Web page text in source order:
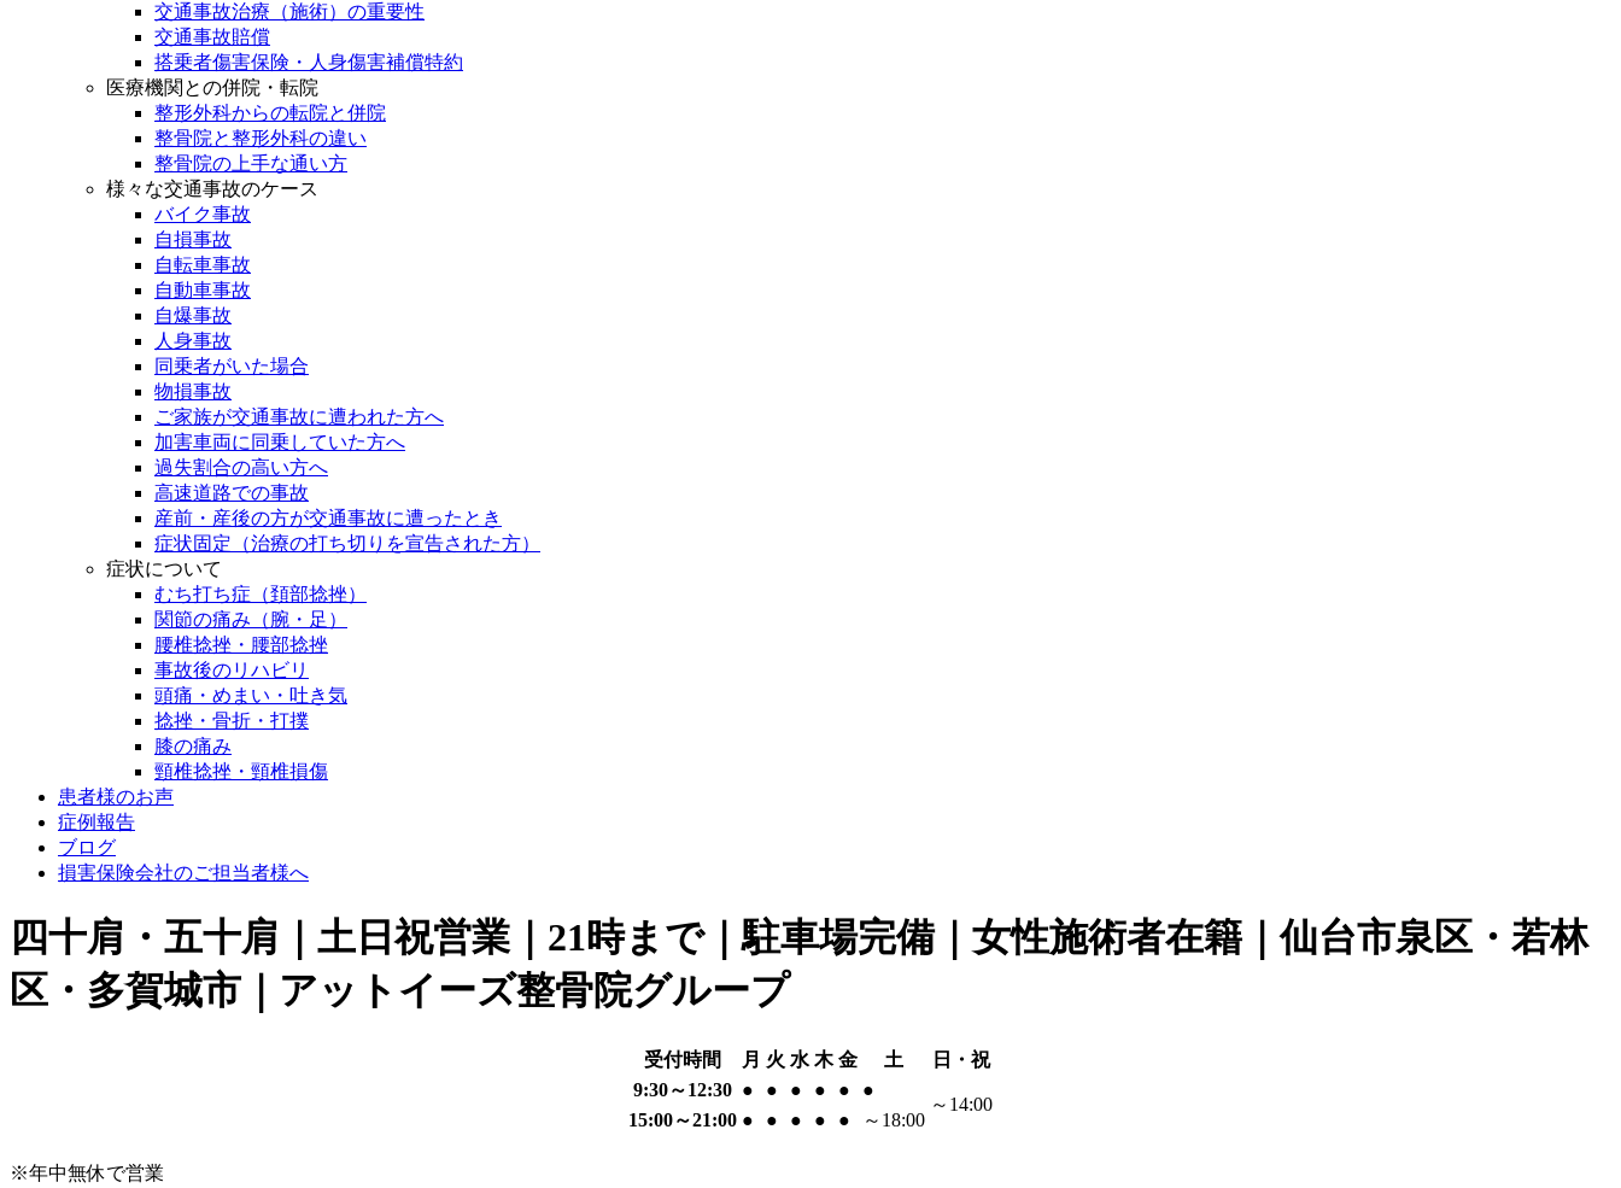
交通事故治療（施術）の重要性
交通事故賠償
搭乗者傷害保険・人身傷害補償特約
医療機関との併院・転院
整形外科からの転院と併院
整骨院と整形外科の違い
整骨院の上手な通い方
様々な交通事故のケース
バイク事故
自損事故
自転車事故
自動車事故
自爆事故
人身事故
同乗者がいた場合
物損事故
ご家族が交通事故に遭われた方へ
加害車両に同乗していた方へ
過失割合の高い方へ
高速道路での事故
産前・産後の方が交通事故に遭ったとき
症状固定（治療の打ち切りを宣告された方）
症状について
むち打ち症（頚部捻挫）
関節の痛み（腕・足）
腰椎捻挫・腰部捻挫
事故後のリハビリ
頭痛・めまい・吐き気
捻挫・骨折・打撲
膝の痛み
頸椎捻挫・頸椎損傷
患者様のお声
症例報告
ブログ
損害保険会社のご担当者様へ
四十肩・五十肩｜土日祝営業｜21時まで｜駐車場完備｜女性施術者在籍｜仙台市泉区・若林
区・多賀城市｜アットイーズ整骨院グループ
受付時間 月 火 水 木 金 土
日・祝
9:30～12:30 ● ● ● ● ● ●
～14:00
15:00～21:00 ● ● ● ● ● ～18:00
※年中無休で営業